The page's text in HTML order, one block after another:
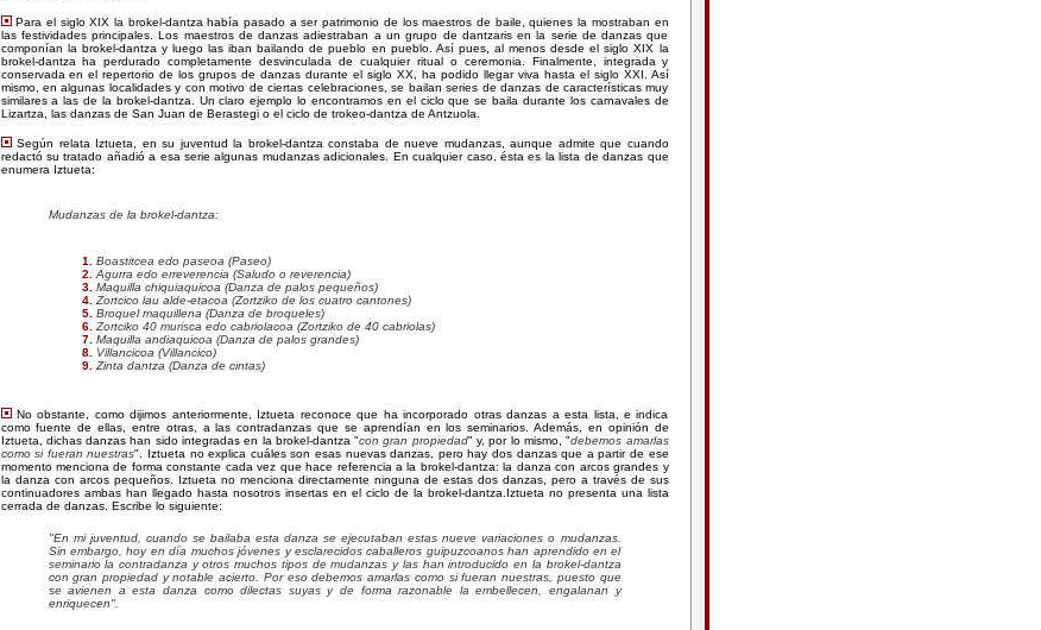
Para el siglo XIX la brokel-dantza había pasado a ser patrimonio de los maestros de baile, quienes la mostraban en
las festividades principales. Los maestros de danzas adiestraban a un grupo de dantzaris en la serie de danzas que
componían la brokel-dantza y luego las iban bailando de pueblo en pueblo. Así pues, al menos desde el siglo XIX la
brokel-dantza ha perdurado completamente desvinculada de cualquier ritual o ceremonia. Finalmente, integrada y
conservada en el repertorio de los grupos de danzas durante el siglo XX, ha podido llegar viva hasta el siglo XXI. Así
mismo, en algunas localidades y con motivo de ciertas celebraciones, se bailan series de danzas de características muy
similares a las de la brokel-dantza. Un claro ejemplo lo encontramos en el ciclo que se baila durante los carnavales de
Lizartza, las danzas de San Juan de Berastegi o el ciclo de trokeo-dantza de Antzuola.
Según relata Iztueta, en su juventud la brokel-dantza constaba de nueve mudanzas, aunque admite que cuando
redactó su tratado añadió a esa serie algunas mudanzas adicionales. En cualquier caso, ésta es la lista de danzas que
enumera Iztueta:
Mudanzas de la brokel-dantza:
Boastitcea edo paseoa (Paseo)
Agurra edo erreverencia (Saludo o reverencia)
Maquilla chiquiaquicoa (Danza de palos pequeños)
Zortcico lau alde-etacoa (Zortziko de los cuatro cantones)
Broquel maquillena (Danza de broqueles)
Zortciko 40 murisca edo cabriolacoa (Zortziko de 40 cabriolas)
Maquilla andiaquicoa (Danza de palos grandes)
Villancicoa (Villancico)
Zinta dantza (Danza de cintas)
No obstante, como dijimos anteriormente, Iztueta reconoce que ha incorporado otras danzas a esta lista, e indica
como fuente de ellas, entre otras, a las contradanzas que se aprendían en los seminarios. Además, en opinión de
Iztueta, dichas danzas han sido integradas en la brokel-dantza "con gran propiedad" y, por lo mismo, "debemos amarlas
como si fueran nuestras". Iztueta no explica cuáles son esas nuevas danzas, pero hay dos danzas que a partir de ese
momento menciona de forma constante cada vez que hace referencia a la brokel-dantza: la danza con arcos grandes y
la danza con arcos pequeños. Iztueta no menciona directamente ninguna de estas dos danzas, pero a través de sus
continuadores ambas han llegado hasta nosotros insertas en el ciclo de la brokel-dantza.Iztueta no presenta una lista
cerrada de danzas. Escribe lo siguiente:
"En mi juventud, cuando se bailaba esta danza se ejecutaban estas nueve variaciones o mudanzas.
Sin embargo, hoy en día muchos jóvenes y esclarecidos caballeros guipuzcoanos han aprendido en el
seminario la contradanza y otros muchos tipos de mudanzas y las han introducido en la brokel-dantza
con gran propiedad y notable acierto. Por eso debemos amarlas como si fueran nuestras, puesto que
se avienen a esta danza como dilectas suyas y de forma razonable la embellecen, engalanan y
enriquecen".